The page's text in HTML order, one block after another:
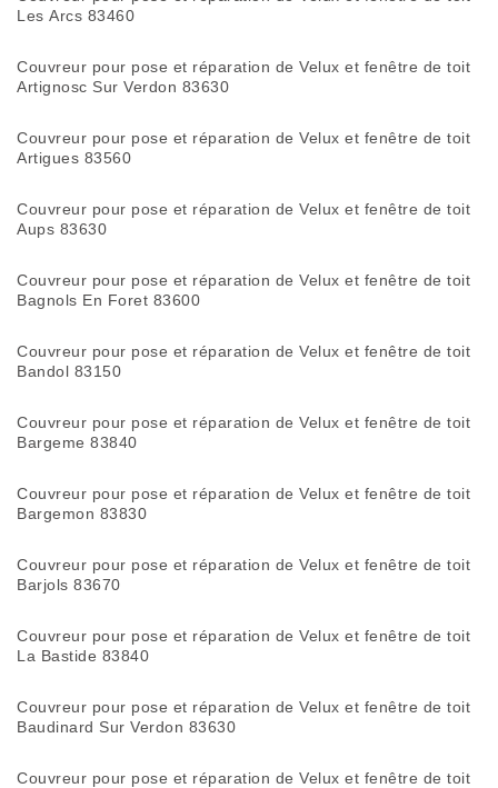
Les Arcs 83460
Couvreur pour pose et réparation de Velux et fenêtre de toit
Artignosc Sur Verdon 83630
Couvreur pour pose et réparation de Velux et fenêtre de toit
Artigues 83560
Couvreur pour pose et réparation de Velux et fenêtre de toit
Aups 83630
Couvreur pour pose et réparation de Velux et fenêtre de toit
Bagnols En Foret 83600
Couvreur pour pose et réparation de Velux et fenêtre de toit
Bandol 83150
Couvreur pour pose et réparation de Velux et fenêtre de toit
Bargeme 83840
Couvreur pour pose et réparation de Velux et fenêtre de toit
Bargemon 83830
Couvreur pour pose et réparation de Velux et fenêtre de toit
Barjols 83670
Couvreur pour pose et réparation de Velux et fenêtre de toit
La Bastide 83840
Couvreur pour pose et réparation de Velux et fenêtre de toit
Baudinard Sur Verdon 83630
Couvreur pour pose et réparation de Velux et fenêtre de toit